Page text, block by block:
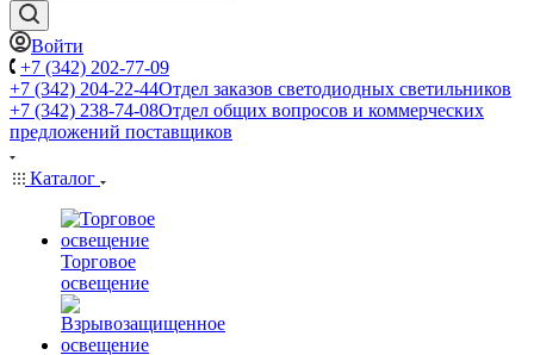
Войти
+7 (342) 202-77-09
+7 (342) 204-22-44Отдел заказов светодиодных светильников
+7 (342) 238-74-08Отдел общих вопросов и коммерческих
предложений поставщиков
Каталог
Торговое
освещение